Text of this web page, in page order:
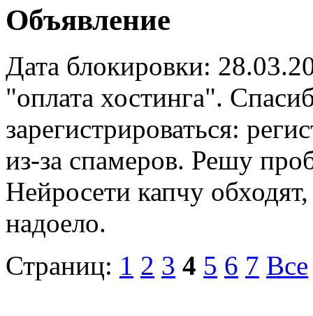
Объявление
Дата блокировки:
"оплата хостинга".
зарегистрироваться:
из-за спамеров. Решу
Нейросети капчу
надоело.
Страниц: 1 2 3 4 5 6 7 Все